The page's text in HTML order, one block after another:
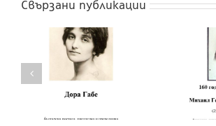
Свързани публикации
160 години от